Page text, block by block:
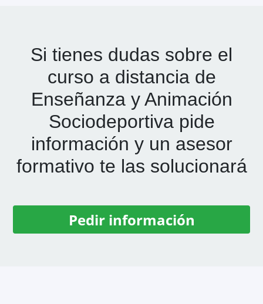
Si tienes dudas sobre el
curso a distancia de
Enseñanza y Animación
Sociodeportiva pide
información y un asesor
formativo te las solucionará
Pedir información